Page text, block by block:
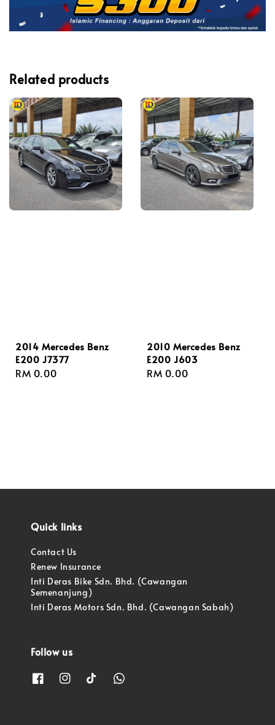
Related products
2014 Mercedes Benz
E200 J7377
Regular
RM 0.00
2010 Mercedes Benz
E200 J603
Regular
RM 0.00
Quick links
Contact Us
Renew Insurance
Inti Deras Bike Sdn. Bhd. (Cawangan
Semenanjung)
Inti Deras Motors Sdn. Bhd. (Cawangan Sabah)
Follow us